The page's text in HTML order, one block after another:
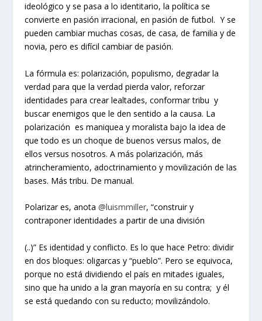
ideológico y se pasa a lo identitario, la política se
convierte en pasión irracional, en pasión de futbol. Y se
pueden cambiar muchas cosas, de casa, de familia y de
novia, pero es difícil cambiar de pasión.
La fórmula es: polarización, populismo, degradar la
verdad para que la verdad pierda valor, reforzar
identidades para crear lealtades, conformar tribu y
buscar enemigos que le den sentido a la causa. La
polarización es maniquea y moralista bajo la idea de
que todo es un choque de buenos versus malos, de
ellos versus nosotros. A más polarización, más
atrincheramiento, adoctrinamiento y movilización de las
bases. Más tribu. De manual.
Polarizar es, anota@luismmiller, “construir y
contraponer identidades a partir de una división
(..)” Es identidad y conflicto. Es lo que hace Petro: dividir
en dos bloques: oligarcas y “pueblo”. Pero se equivoca,
porque no está dividiendo el país en mitades iguales,
sino que ha unido a la gran mayoría en su contra; y él
se está quedando con su reducto; movilizándolo.